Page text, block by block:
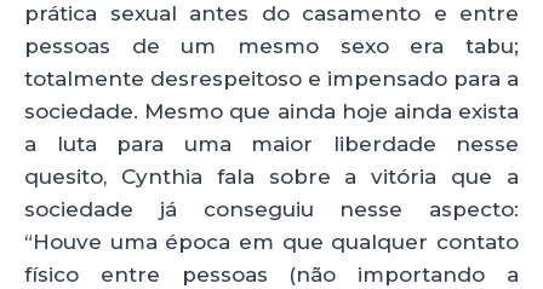
prática sexual antes do casamento e entre
pessoas de um mesmo sexo era tabu;
totalmente desrespeitoso e impensado para a
sociedade. Mesmo que ainda hoje ainda exista
a luta para uma maior liberdade nesse
quesito, Cynthia fala sobre a vitória que a
sociedade já conseguiu nesse aspecto:
“Houve uma época em que qualquer contato
físico entre pessoas (não importando a